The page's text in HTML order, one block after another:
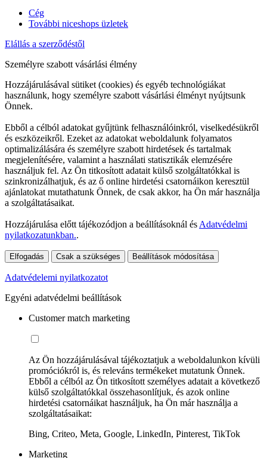
Cég
További niceshops üzletek
Elállás a szerződéstől
Személyre szabott vásárlási élmény
Hozzájárulásával sütiket (cookies) és egyéb technológiákat
használunk, hogy személyre szabott vásárlási élményt nyújtsunk
Önnek.
Ebből a célból adatokat gyűjtünk felhasználóinkról, viselkedésükről
és eszközeikről. Ezeket az adatokat weboldalunk folyamatos
optimalizálására és személyre szabott hirdetések és tartalmak
megjelenítésére, valamint a használati statisztikák elemzésére
használjuk fel. Az Ön titkosított adatait külső szolgáltatókkal is
szinkronizálhatjuk, és az ő online hirdetési csatornáikon keresztül
ajánlatokat mutathatunk Önnek, de csak akkor, ha Ön már használja
a szolgáltatásaikat.
Hozzájárulása előtt tájékozódjon a beállításoknál és Adatvédelmi
nyilatkozatunkban..
Elfogadás Csak a szükséges Beállítások módosítása
Adatvédelemi nyilatkozatot
Egyéni adatvédelmi beállítások
Customer match marketing
Az Ön hozzájárulásával tájékoztatjuk a weboldalunkon kívüli
promóciókról is, és releváns termékeket mutatunk Önnek.
Ebből a célból az Ön titkosított személyes adatait a következő
külső szolgáltatókkal összehasonlítjuk, és azok online
hirdetési csatornáikat használjuk, ha Ön már használja a
szolgáltatásaikat:
Bing, Criteo, Meta, Google, LinkedIn, Pinterest, TikTok
Marketing